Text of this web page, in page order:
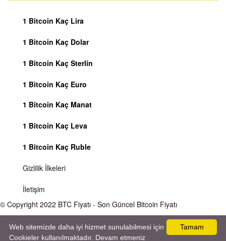
1 Bitcoin Kaç Lira
1 Bitcoin Kaç Dolar
1 Bitcoin Kaç Sterlin
1 Bitcoin Kaç Euro
1 Bitcoin Kaç Manat
1 Bitcoin Kaç Leva
1 Bitcoin Kaç Ruble
Gizlilik İlkeleri
İletişim
© Copyright 2022 BTC Fiyatı - Son Güncel Bitcoin Fiyatı
Bitcoin fiyatı sürekli olarak değişmektedir, 7 gün 24 saat kripto para piyasaları
aktiftir. Sitemiz sadece bilgilendirme amacı gütmektedir, herhangi bir kripto paraya
Tamam
Web sitemizde daha iyi hizmet sunulabilmesi için
Cookieler kullanılmaktadır. Devam etmeniz